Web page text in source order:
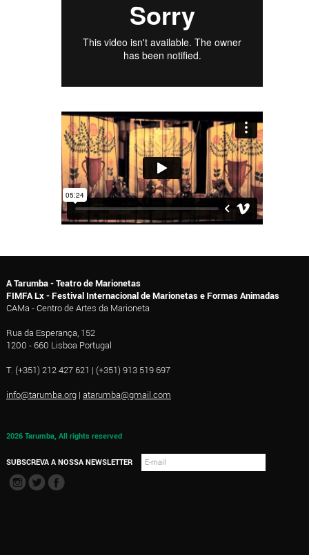
A Tarumba - Teatro de Marionetas
FIMFA Lx - Festival Internacional de Marionetas e Formas Animadas
CAMa - Centro de Artes da Marioneta
Rua da Esperança, 152
1200 - 660 Lisboa Portugal
T. (+351) 212 427 621 | (+351) 913 519 697
info@tarumba.org| atarumba@gmail.com
2026 Tarumba, All rights reserved
SUBSCREVA A NOSSA NEWSLETTER